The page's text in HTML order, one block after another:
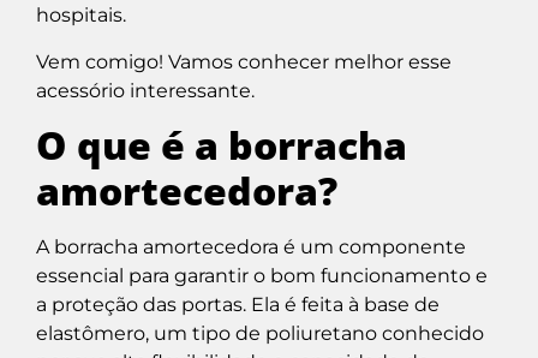
hospitais.
Vem comigo! Vamos conhecer melhor esse
acessório interessante.
O que é a borracha
amortecedora?
A borracha amortecedora é um componente
essencial para garantir o bom funcionamento e
a proteção das portas. Ela é feita à base de
elastômero, um tipo de poliuretano conhecido